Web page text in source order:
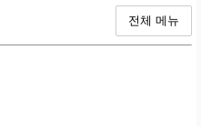
전체 메뉴